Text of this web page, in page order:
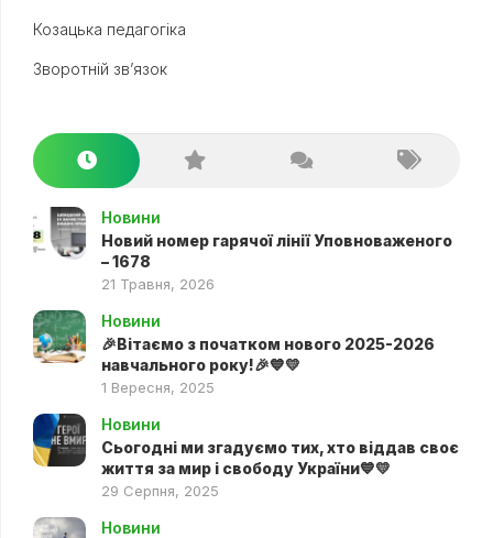
Козацька педагогіка
Зворотній зв’язок
Новини
Новий номер гарячої лінії Уповноваженого
– 1678
21 Травня, 2026
Новини
🎉Вітаємо з початком нового 2025-2026
навчального року!🎉💙💛
1 Вересня, 2025
Новини
Сьогодні ми згадуємо тих, хто віддав своє
життя за мир і свободу України💙💛
29 Серпня, 2025
Новини